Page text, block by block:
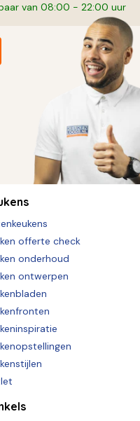
van 08:00 - 22:00 uur
offerte check
onderhoud
ontwerpen